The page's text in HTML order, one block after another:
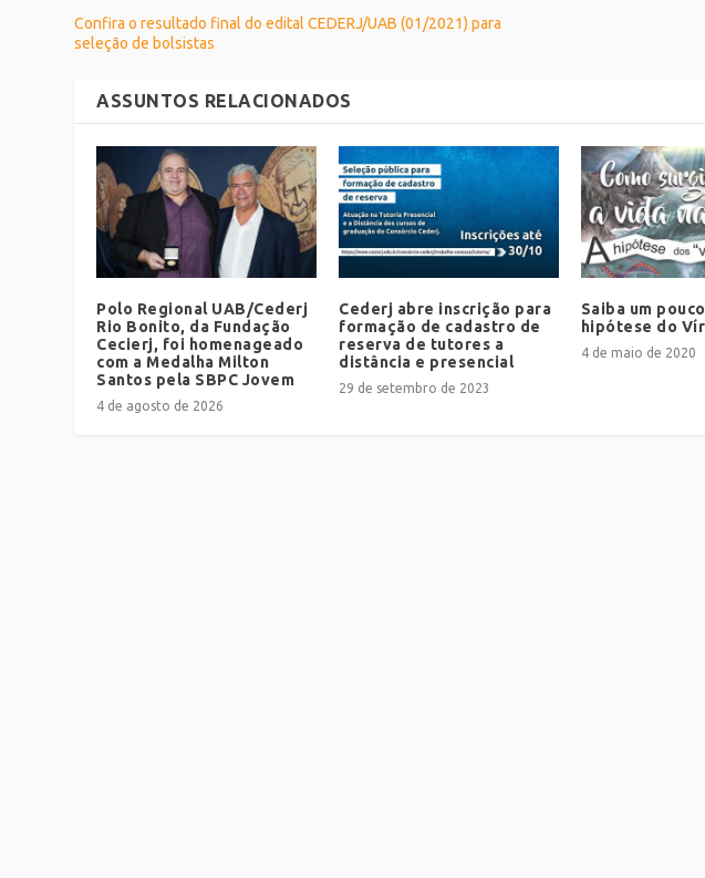
Confira o resultado final do edital CEDERJ/UAB (01/2021) para
seleção de bolsistas
ASSUNTOS RELACIONADOS
Polo Regional UAB/Cederj
Rio Bonito, da Fundação
Cecierj, foi homenageado
com a Medalha Milton
Santos pela SBPC Jovem
4 de agosto de 2026
Cederj abre inscrição para
formação de cadastro de
reserva de tutores a
distância e presencial
29 de setembro de 2023
Saiba um
hipótese do
4 de maio de 2020